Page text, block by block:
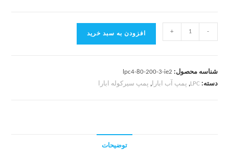
-
+ افزودن به سبد خرید
شناسه محصول: lpc4-80-200-3-ie2
دسته: LPC
, پمپ آب ابارا, پمپ سیرکوله ابارا
توضیحات